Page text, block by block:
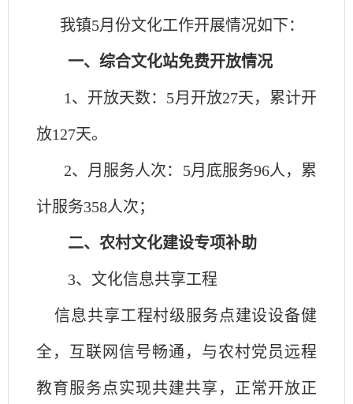
我镇5月份文化工作开展情况如下：
一、综合文化站免费开放情况
1、开放天数： 5月开放27天，累计开
放127天。
2、月服务人次： 5月底服务96人，累
计服务358人次；
二、农村文化建设专项补助
3、文化信息共享工程
信息共享工程村级服务点建设设备健
全，互联网信号畅通，与农村党员远程
教育服务点实现共建共享，正常开放正